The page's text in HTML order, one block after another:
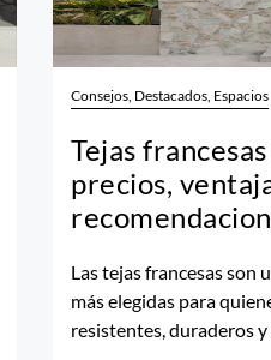
Consejos, Destacados, Espacios
Tejas
precios,
Las tejas francesas son
más elegidas para
resistentes, duraderos y